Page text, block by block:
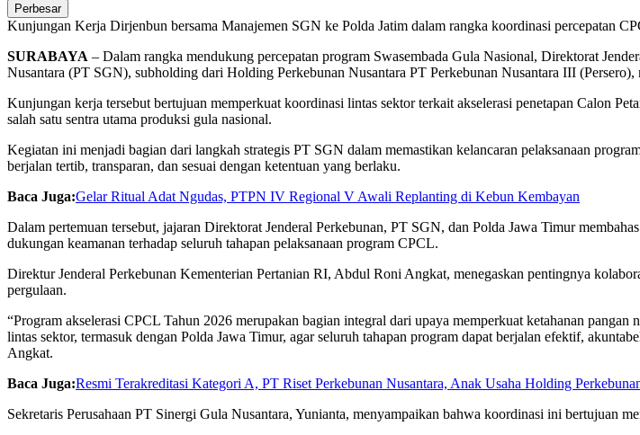
Perbesar
Kunjungan Kerja Dirjenbun bersama Manajemen SGN ke Polda Jatim dalam rangka koordinasi percepatan
SURABAYA – Dalam rangka mendukung percepatan program Swasembada Gula Nasional, Direktorat
Nusantara (PT SGN), subholding dari Holding Perkebunan Nusantara PT Perkebunan Nusantara III
Kunjungan kerja tersebut bertujuan memperkuat koordinasi lintas sektor terkait akselerasi penetapan Calon
salah satu sentra utama produksi gula nasional.
Kegiatan ini menjadi bagian dari langkah strategis PT SGN dalam memastikan kelancaran pelaksanaan
berjalan tertib, transparan, dan sesuai dengan ketentuan yang berlaku.
Baca Juga:Gelar Ritual Adat Ngudas, PTPN IV Regional V Awali Replanting di Kebun Kembayan
Dalam pertemuan tersebut, jajaran Direktorat Jenderal Perkebunan, PT SGN, dan Polda Jawa Timur
dukungan keamanan terhadap seluruh tahapan pelaksanaan program CPCL.
Direktur Jenderal Perkebunan Kementerian Pertanian RI, Abdul Roni Angkat, menegaskan pentingnya
pergulaan.
“Program akselerasi CPCL Tahun 2026 merupakan bagian integral dari upaya memperkuat ketahanan
lintas sektor, termasuk dengan Polda Jawa Timur, agar seluruh tahapan program dapat berjalan efektif,
Angkat.
Baca Juga:Resmi Terakreditasi Kategori A, PT Riset Perkebunan Nusantara, Anak Usaha Holding
Sekretaris Perusahaan PT Sinergi Gula Nusantara, Yunianta, menyampaikan bahwa koordinasi ini bertujuan